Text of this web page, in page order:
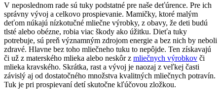
V neposlednom rade sú tuky podstatné pre naše deťúrence. Pre ich
správny vývoj a celkovo prospievanie. Mamičky, ktoré malým
deťom núkajú nízkotučné mliečne výrobky, z obavy, že deti budú
tlsté alebo obézne, robia viac škody ako úžitku. Dieťa tuky
potrebuje, sú preň významným zdrojom energie a bez nich by neboli
zdravé. Hlavne bez toho mliečneho tuku to nepôjde. Ten získavajú
či už z materského mlieka alebo neskôr z mliečnych výrobkov či
mlieka kravského. Skrátka, rast a vývoj je naozaj z veľkej časti
závislý aj od dostatočného množstva kvalitných mliečnych potravín.
Tuk je pri prospievaní detí skutočne kľúčovou zložkou.